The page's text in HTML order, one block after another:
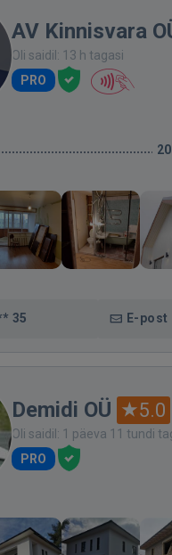
AV Kinnisvara
Oli saidil: 13 h tagasi
PRO
35 E-post
Demidi OÜ 5.0
Oli saidil: 1 päeva 11 tundi
PRO